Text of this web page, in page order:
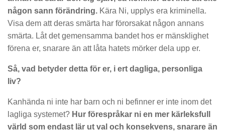
någon sann förändring. Kära Ni, upplys era kriminella.
Visa dem att deras smärta har förorsakat någon annans
smärta. Låt det gemensamma bandet hos er mänsklighet
förena er, snarare än att låta hatets mörker dela upp er.
Så, vad betyder detta för er, i ert dagliga, personliga
liv?
Kanhända ni inte har barn och ni befinner er inte inom det
lagliga systemet? Hur förespråkar ni en mer kärleksfull
värld som endast lär ut val och konsekvens, snarare än